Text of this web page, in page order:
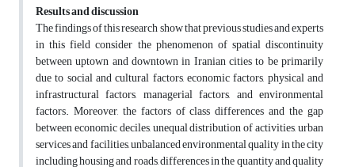
Results and discussion
The findings of this research show that previous studies and experts
in this field consider the phenomenon of spatial discontinuity
between uptown and downtown in Iranian cities to be primarily
due to social and cultural factors, economic factors, physical and
infrastructural factors, managerial factors, and environmental
factors. Moreover, the factors of class differences and the gap
between economic deciles, unequal distribution of activities, urban
services and facilities, unbalanced environmental quality in the city
including housing and roads, differences in the quantity and quality